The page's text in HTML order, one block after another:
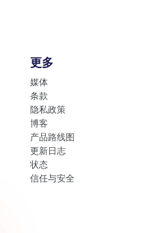
更多
媒体
条款
隐私政策
博客
产品路线图
更新日志
状态
信任与安全